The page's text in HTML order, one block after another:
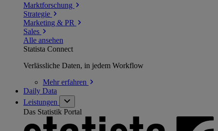
Marktforschung
Strategie
Marketing & PR
Sales
Alle ansehen
Statista Connect
Verlässliche Daten, in jedem Workflow
Mehrerfahren
Daily Data
Leistungen
Das Statistik Portal